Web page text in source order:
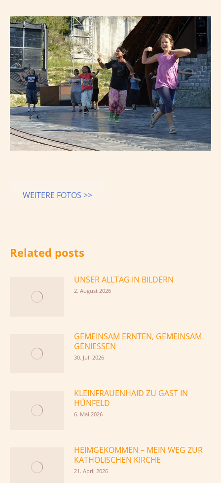
WEITERE FOTOS >>
Related posts
UNSER ALLTAG IN BILDERN
2. August 2026
GEMEINSAM ERNTEN, GEMEINSAM
GENIESSEN
30. Juli 2026
KLEINFRAUENHAID ZU GAST IN
HÜNFELD
6. Mai 2026
HEIMGEKOMMEN – MEIN WEG ZUR
KATHOLISCHEN KIRCHE
21. April 2026